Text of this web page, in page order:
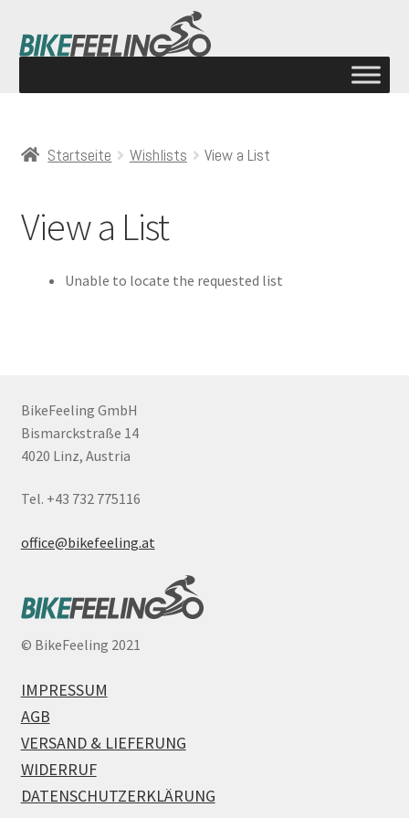
Startseite Wishlists View a List
View a List
Unable to locate the requested list
BikeFeeling GmbH
Bismarckstraße 14
4020 Linz, Austria
Tel. +43 732 775116
office@bikefeeling.at
© BikeFeeling 2021
IMPRESSUM
AGB
VERSAND & LIEFERUNG
WIDERRUF
DATENSCHUTZERKLÄRUNG